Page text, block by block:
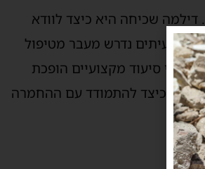
שכיחה היא כיצד לוודא
לעיתים נדרש מעבר מטיפול
סיעוד מקצועיים הופכת
כיצד להתמודד עם ההחמרה